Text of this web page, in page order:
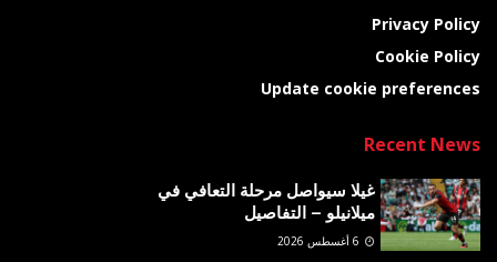
Privacy Policy
Cookie Policy
Update cookie preferences
Recent News
غيلا سيواصل مرحلة التعافي في
ميلانيلو – التفاصيل